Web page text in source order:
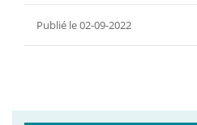
Publié le 02-09-2022